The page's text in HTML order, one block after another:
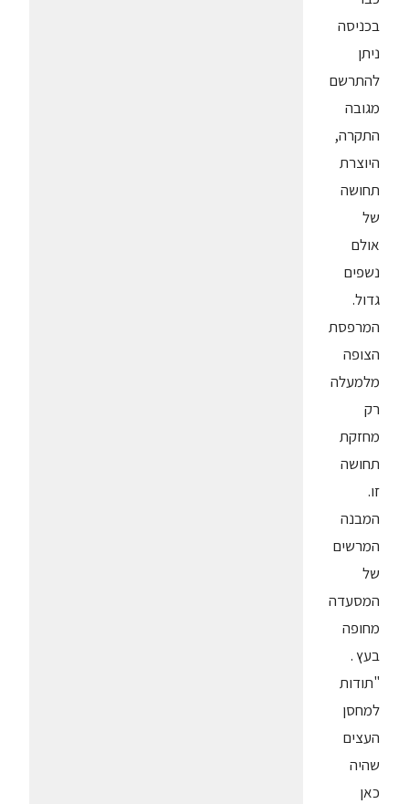
בכניסה
ניתן
להתרשם
מגובה
התקרה,
היוצרת
תחושה
של
אולם
נשפים
גדול.
המרפסת
הצופה
מלמעלה
רק
מחזקת
תחושה
זו.
המבנה
המרשים
של
המסעדה
מחופה
בעץ .
"תודות
למחסן
העצים
שהיה
כאן